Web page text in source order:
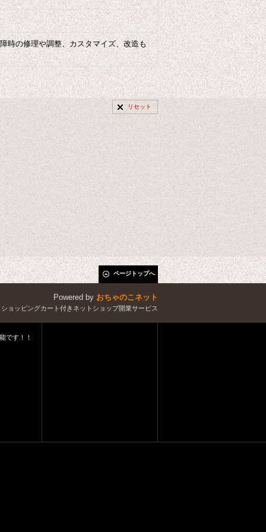
時の修理や調整、カスタマイズ、改造も
リセット
ページトップへ
Powered by おちゃのこネット
ョッピングカート付きネットショップ開業サービス
です！！